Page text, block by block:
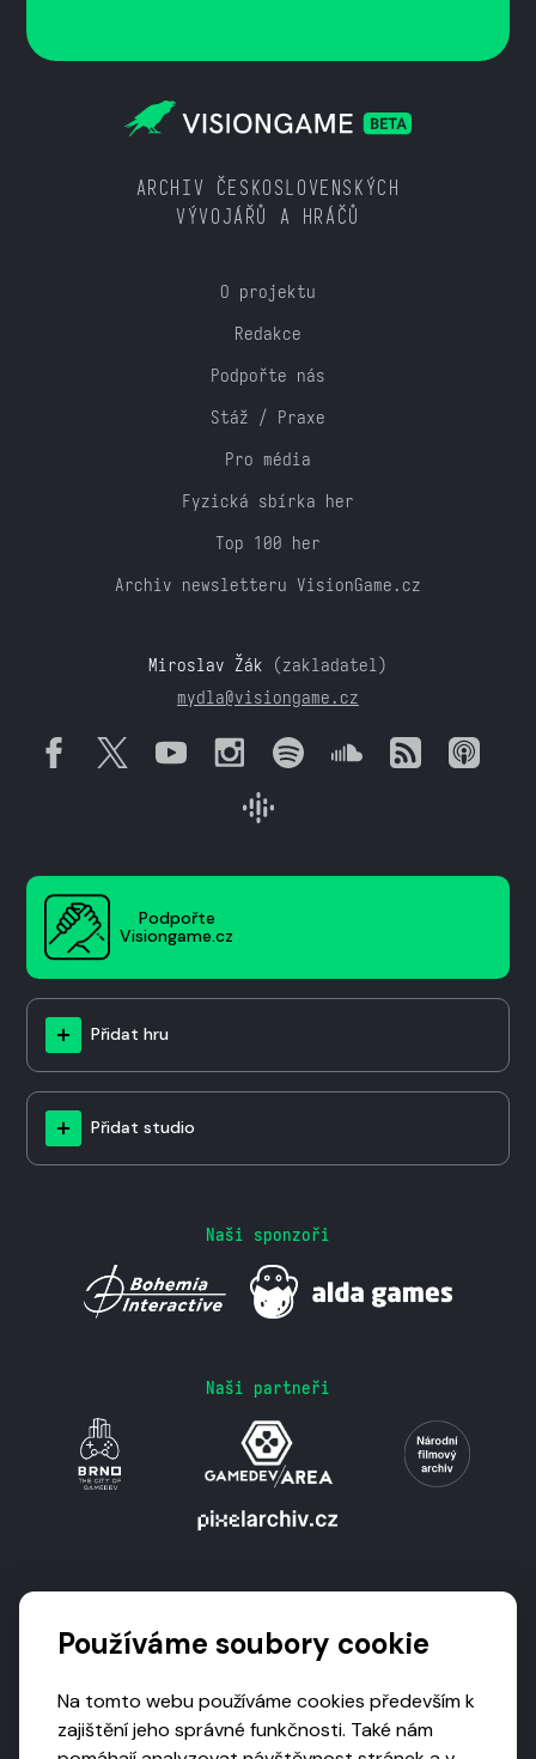
ARCHIV ČESKOSLOVENSKÝCH
VÝVOJÁŘŮ A HRÁČŮ
O projektu
Redakce
Podpořte nás
Stáž / Praxe
Pro média
Fyzická sbírka her
Top 100 her
Archiv newsletteru VisionGame.cz
Miroslav Žák (zakladatel)
mydla@visiongame.cz
Podpořte
Visiongame.cz
Přidat hru
Přidat studio
Naši sponzoři
Naši partneři
Používáme soubory cookie
Na tomto webu používáme cookies především k
zajištění jeho správné funkčnosti. Také nám